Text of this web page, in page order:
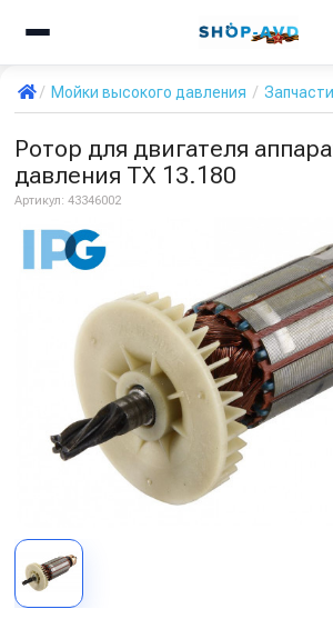
Мойки высокого давления
Ротор для двигателя
давления TX 13.180
Артикул: 43346002